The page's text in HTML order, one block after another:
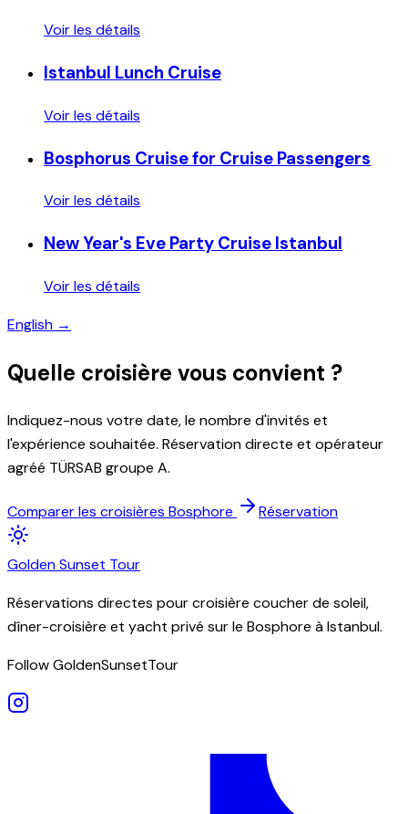
Voir les détails
Istanbul Lunch Cruise
Voir les détails
Bosphorus Cruise for Cruise Passengers
Voir les détails
New Year's Eve Party Cruise Istanbul
Voir les détails
English →
Quelle croisière vous convient ?
Indiquez-nous votre date, le nombre d'invités et
l'expérience souhaitée. Réservation directe et opérateur
agréé TÜRSAB groupe A.
Comparer les croisières Bosphore Réservation
GoldenSunset Tour
Réservations directes pour croisière coucher de soleil,
dîner-croisière et yacht privé sur le Bosphore à Istanbul.
Follow GoldenSunsetTour